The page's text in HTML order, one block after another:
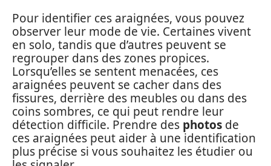
Pour identifier ces araignées, vous pouvez
observer leur mode de vie. Certaines vivent
en solo, tandis que d’autres peuvent se
regrouper dans des zones propices.
Lorsqu’elles se sentent menacées, ces
araignées peuvent se cacher dans des
fissures, derrière des meubles ou dans des
coins sombres, ce qui peut rendre leur
détection difficile. Prendre des photos de
ces araignées peut aider à une identification
plus précise si vous souhaitez les étudier ou